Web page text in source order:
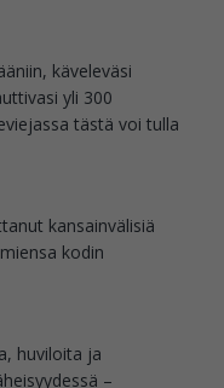
käveleväsi
yli 300
tästä voi tulla
kansainvälisiä
kodin
huviloita ja
–